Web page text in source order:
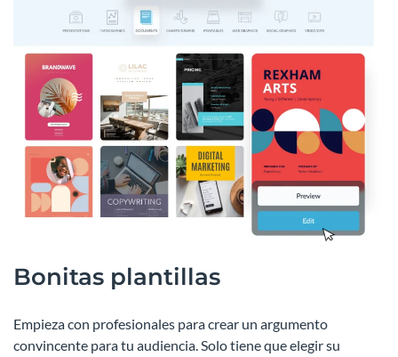
Bonitas plantillas
Empieza con profesionales para crear un argumento
convincente para tu audiencia. Solo tiene que elegir su